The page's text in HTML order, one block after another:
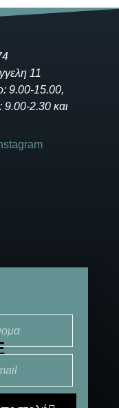
11
9.00-15.00,
9.00-2.30 και